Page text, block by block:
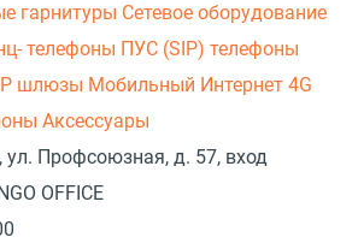
гарнитуры Сетевое оборудование
телефоны ПУС (SIP) телефоны
шлюзы Мобильный Интернет 4G
Аксессуары
ул. Профсоюзная, д. 57, вход
OFFICE